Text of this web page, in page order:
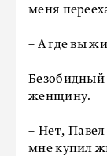
меня
– А где вы
женщину.
– Нет,
мне купил